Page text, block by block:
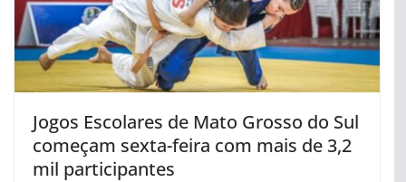
Jogos Escolares de Mato Grosso do Sul
começam sexta-feira com mais de 3,2
mil participantes